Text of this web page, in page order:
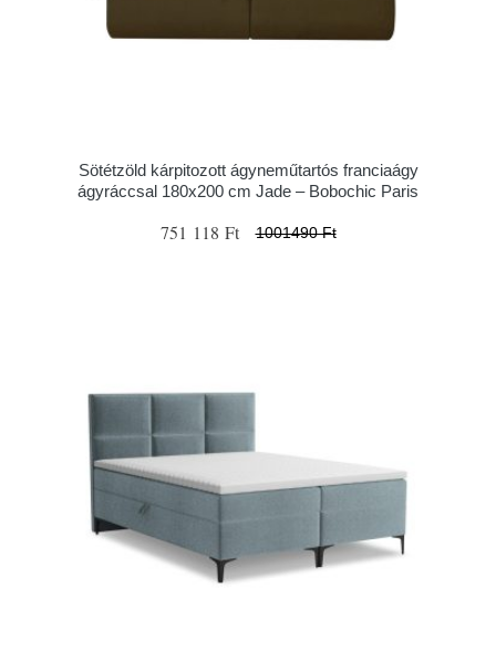
Sötétzöld kárpitozott ágyneműtartós franciaágy
ágyráccsal 180x200 cm Jade – Bobochic Paris
751 118 Ft 1001490 Ft